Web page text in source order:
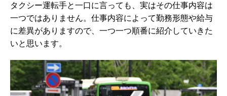
タクシー運転手と一口に言っても、実はその仕事内容は
一つではありません。仕事内容によって勤務形態や給与
に差異がありますので、一つ一つ順番に紹介していきた
いと思います。